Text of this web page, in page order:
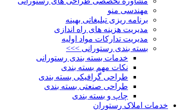
مهندسی منو
برنامه ریزی تبلیغاتی بهینه
مدیریت هزینه های راه اندازی
مدیریت تدارکات مواد اولیه
بسته بندی رستورانی >>>
خدمات بسته بندی رستورانی
نکات مهم بسته بندی
طراحی گرافیکی بسته بندی
طراحی صنعتی بسته بندی
چاپ و بسته بندی
خدمات املاک رستوران